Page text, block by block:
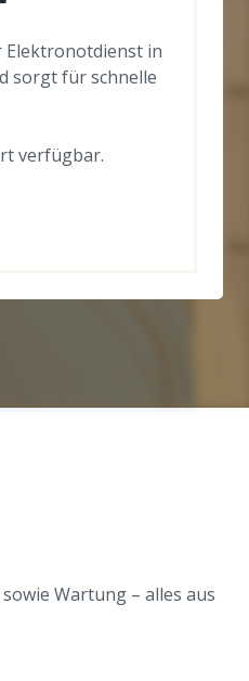
in
sorgt für schnelle
verfügbar.
Wartung – alles aus